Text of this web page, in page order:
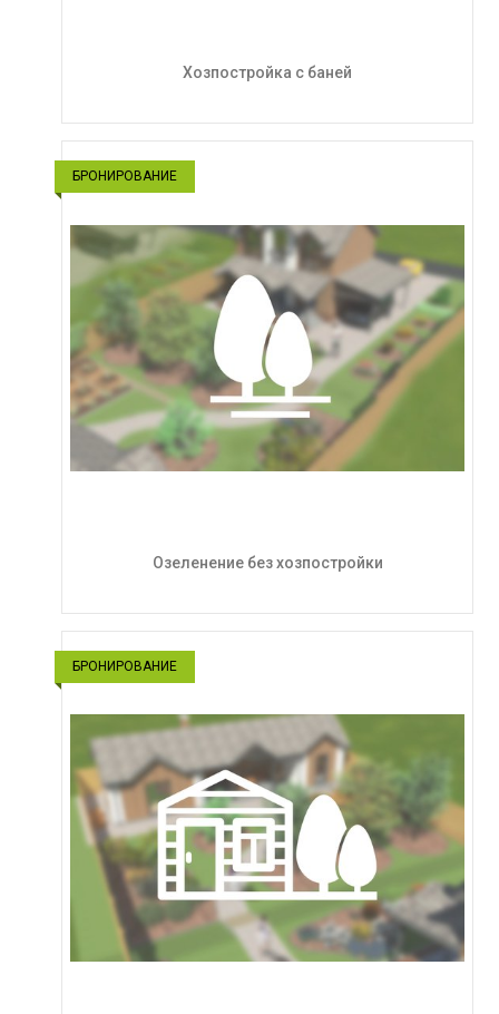
Хозпостройка с баней
БРОНИРОВАНИЕ
Озеленение без хозпостройки
БРОНИРОВАНИЕ